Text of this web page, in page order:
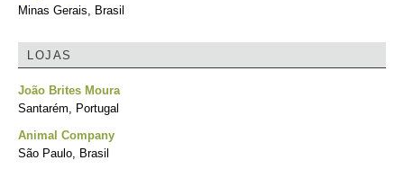
Minas Gerais, Brasil
LOJAS
João Brites Moura
Santarém, Portugal
Animal Company
São Paulo, Brasil